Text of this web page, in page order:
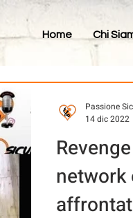
Home Chi
network
Passione
14 dic 2022